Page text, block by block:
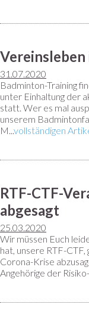
31.07.2020
Badminton-Training
unter Einhaltung der
statt. Wer es mal
unserem
M...vollständigen
RTF-CTF-
abgesagt
25.03.2020
Wir müssen Euch
hat, unsere RTF-
Corona-Krise
Angehörige der